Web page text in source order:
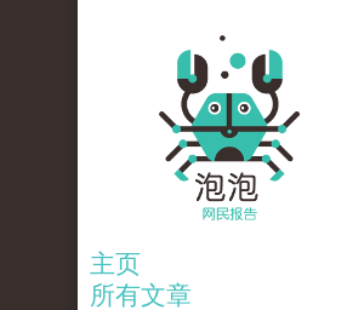
主页
所有文章